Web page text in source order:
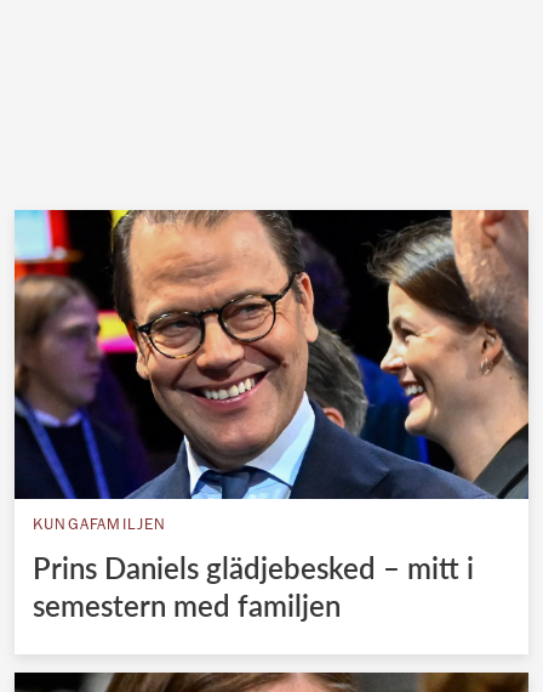
KUNGAFAMILJEN
Prins Daniels glädjebesked – mitt i
semestern med familjen